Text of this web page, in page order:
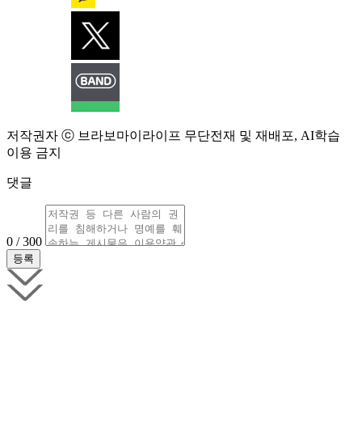
저작권자 ⓒ 브라보마이라이프 무단전재 및 재배포, AI학습
이용 금지
댓글
0 / 300